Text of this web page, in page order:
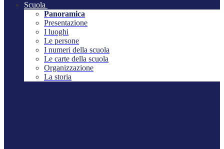
Scuola
Panoramica
Presentazione
I luoghi
Le persone
I numeri della scuola
Le carte della scuola
Organizzazione
La storia